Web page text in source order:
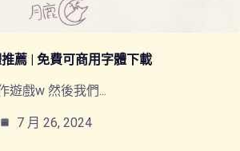
薦 | 免費可商用字體下載
遊戲w 然後我們...
7 月 26, 2024